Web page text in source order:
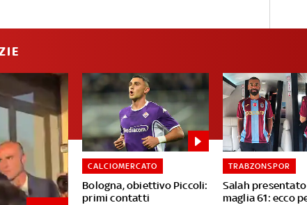
Bologna, obiettivo Piccoli:
primi contatti
CALCIOMERCATO
Salah
maglia 61: ecco
TRABZONSPOR